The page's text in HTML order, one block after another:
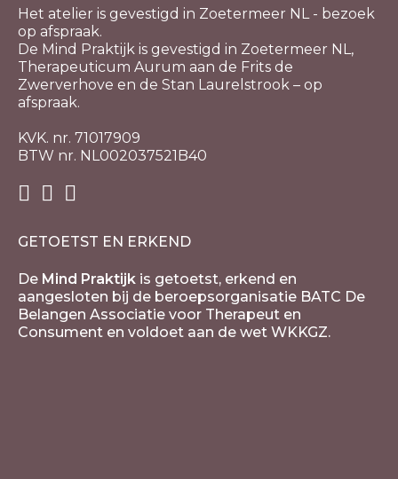
Het atelier is gevestigd in Zoetermeer NL - bezoek
op afspraak.
De Mind Praktijk is gevestigd in Zoetermeer NL,
Therapeuticum Aurum aan de Frits de
Zwerverhove en de Stan Laurelstrook – op
afspraak.
KVK. nr. 71017909
BTW nr. NL002037521B40
GETOETST EN ERKEND
De Mind Praktijk is getoetst, erkend en
aangesloten bij de beroepsorganisatie BATC De
Belangen Associatie voor Therapeut en
Consument en voldoet aan de wet WKKGZ.